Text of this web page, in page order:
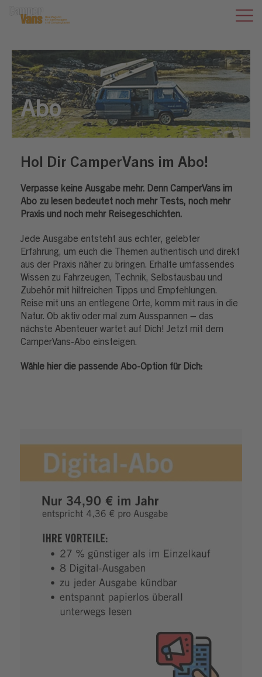
Abo
Hol Dir CamperVans im Abo!
Verpasse keine Ausgabe mehr. Denn CamperVans im
Abo zu lesen bedeutet noch mehr Tests, noch mehr
Praxis und noch mehr Reisegeschichten.
Jede Ausgabe entsteht aus echter, gelebter
Erfahrung, um euch die Themen authentisch und direkt
aus der Praxis näher zu bringen. Erhalte umfassendes
Wissen zu Fahrzeugen, Technik, Selbstausbau und
Zubehör mit hilfreichen Tipps und Empfehlungen.
Reise mit uns an entlegene Orte, komm mit raus in die
Natur. Ob aktiv oder mal zum Ausspannen – das
nächste Abenteuer wartet auf Dich! Jetzt mit dem
CamperVans-Abo einsteigen.
Wähle hier die passende Abo-Option für Dich: